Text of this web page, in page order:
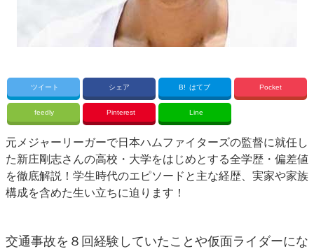
ツイート シェア B! はてブ Pocket
feedly Pinterest Line
元メジャーリーガーで日本ハムファイターズの監督に就任し
た新庄剛志さんの高校・大学をはじめとする全学歴・偏差値
を徹底解説！学生時代のエピソードと主な経歴、実家や家族
構成を含めた生い立ちに迫ります！
交通事故を８回経験していたことや仮面ライダーにな